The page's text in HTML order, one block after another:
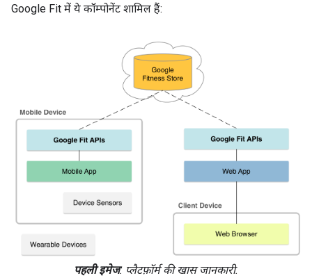
Google Fit में ये कॉम्पोनेंट शामिल हैं:
पहली इमेज: प्लैटफ़ॉर्म की खास जानकारी.